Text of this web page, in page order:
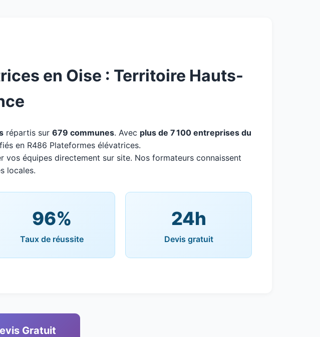
en Oise : Territoire Hauts-
répartis sur 679 communes. Avec plus de 7 100 entreprises du
en R486 Plateformes élévatrices.
équipes directement sur site. Nos formateurs connaissent
locales.
96%
Taux de réussite
24h
Devis gratuit
Gratuit